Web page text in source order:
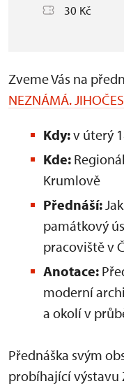
30 Kč
Zveme Vás na
NEZNÁMÁ.
Kdy:v úterý
Kde:
Krumlově
Přednáší:
památkový
pracoviště v
Anotace:
moderní
a okolí v
Přednáška svým
probíhající výstavu